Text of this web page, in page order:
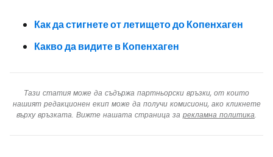
Как да стигнете от летището до Копенхаген
Какво да видите в Копенхаген
Тази статия може да съдържа партньорски връзки, от които
нашият редакционен екип може да получи комисиони, ако кликнете
върху връзката. Вижте нашата страница за рекламна политика.